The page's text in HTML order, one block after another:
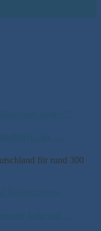
für rund 300